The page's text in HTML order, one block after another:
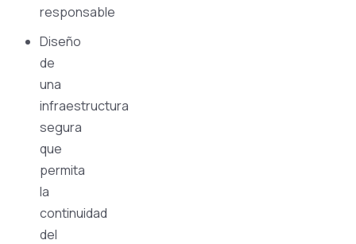
responsable
Diseño
de
una
infraestructura
segura
que
permita
la
continuidad
del